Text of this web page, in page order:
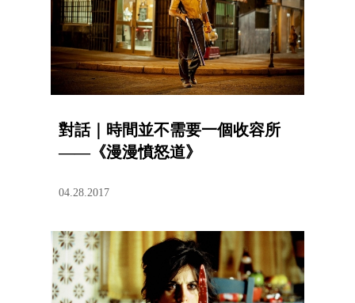
對話｜時間並不需要一個收容所
——《漫漫憤怒道》
04.28.2017